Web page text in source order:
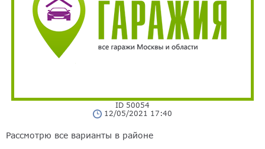
ID 50054
12/05/2021 17:40
Рассмотрю все варианты в районе